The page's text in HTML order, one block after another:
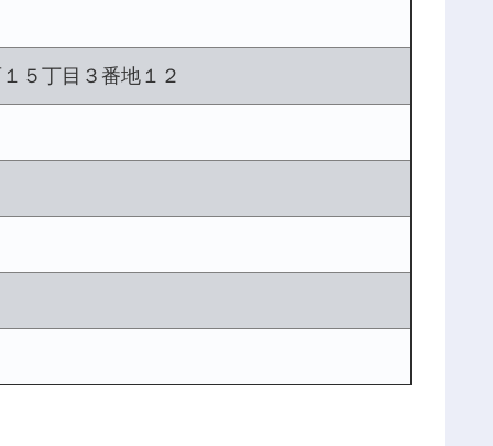
５丁目３番地１２